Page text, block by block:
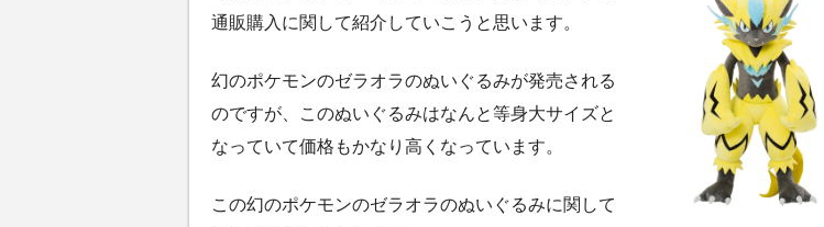
通販購入に関して紹介していこうと思います。
幻のポケモンのゼラオラのぬいぐるみが発売される
のですが、このぬいぐるみはなんと等身大サイズと
なっていて価格もかなり高くなっています。
この幻のポケモンのゼラオラのぬいぐるみに関して